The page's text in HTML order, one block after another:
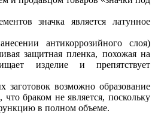
значка является латунное
антикоррозийного слоя)
защитная пленка, похожая на
изделие и препятствует
заготовок возможно образование
что браком не является, поскольку
в полном объеме.